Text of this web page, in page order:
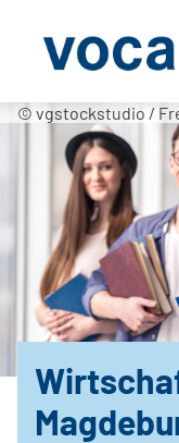
© vgstockstudio /